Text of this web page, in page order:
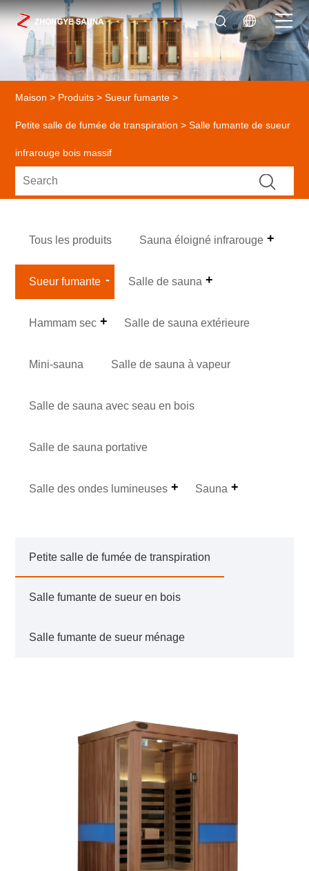
Maison > Produits >Sueur fumante >
Petite salle de fumée de transpiration > Salle fumante de sueur
infrarouge bois massif
Tous les produits Sauna éloigné infrarouge
Sueur fumante Salle de sauna
Hammam sec Salle de sauna extérieure
Mini-sauna Salle de sauna à vapeur
Salle de sauna avec seau en bois
Salle de sauna portative
Salle des ondes lumineuses Sauna
Petite salle de fumée de transpiration
Salle fumante de sueur en bois
Salle fumante de sueur ménage